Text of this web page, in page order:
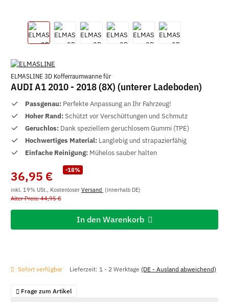
ELMASLINE 3D Kofferraumwanne für
AUDI A1 2010 - 2018 (8X) (unterer Ladeboden)
Passgenau: Perfekte Anpassung an Ihr Fahrzeug!
Hoher Rand:Schützt vor Verschüttungen und Schmutz
Geruchlos: Dank speziellem geruchlosem Gummi (TPE)
Hochwertiges Material: Langlebig und strapazierfähig
Einfache Reinigung: Mühelos sauber halten
-18%
36,95 €
inkl. 19% USt., Kostenloser Versand (innerhalb DE)
Alter Preis: 44,95 €
In den Warenkorb
Sofort verfügbar Lieferzeit: 1 - 2 Werktage (DE - Ausland abweichend)
Frage zum Artikel